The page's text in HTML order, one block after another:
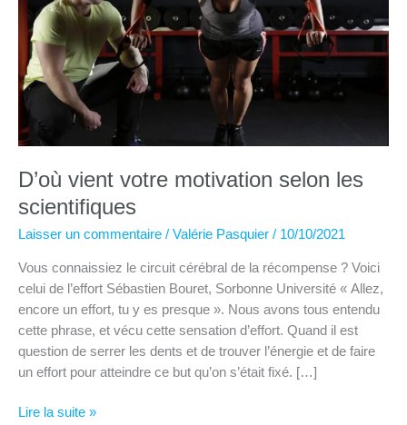
D’où vient votre motivation selon les
scientifiques
Laisser un commentaire / Valérie Pasquier / 10/10/2021
Vous connaissiez le circuit cérébral de la récompense ? Voici
celui de l’effort Sébastien Bouret, Sorbonne Université « Allez,
encore un effort, tu y es presque ». Nous avons tous entendu
cette phrase, et vécu cette sensation d’effort. Quand il est
question de serrer les dents et de trouver l’énergie et de faire
un effort pour atteindre ce but qu’on s’était fixé. […]
D’où
Lire la suite »